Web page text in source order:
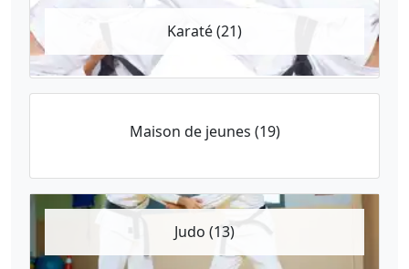
Karaté (21)
Maison de jeunes (19)
Judo (13)